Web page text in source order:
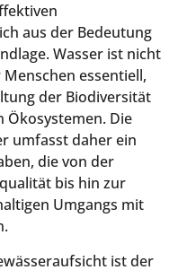
aus der Bedeutung
Wasser ist nicht
essentiell,
der Biodiversität
Ökosystemen. Die
umfasst daher ein
die von der
bis hin zur
Umgangs mit
ist der